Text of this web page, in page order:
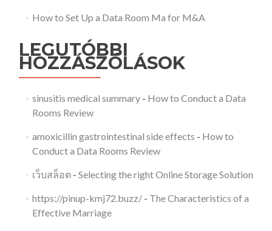
How to Set Up a Data Room Ma for M&A
LEGUTÓBBI
HOZZÁSZÓLÁSOK
sinusitis medical summary- How to Conduct a Data
Rooms Review
amoxicillin gastrointestinal side effects - How to
Conduct a Data Rooms Review
เว็บสล็อต- Selecting the right Online Storage Solution
https://pinup-kmj72.buzz/- The Characteristics of a
Effective Marriage